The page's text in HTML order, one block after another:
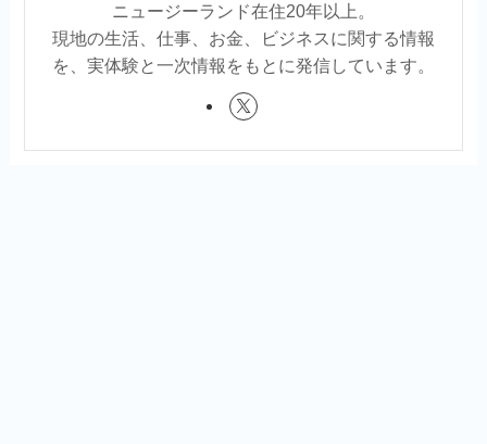
ニュージーランド在住20年以上。
現地の生活、仕事、お金、ビジネスに関する情報
を、実体験と一次情報をもとに発信しています。